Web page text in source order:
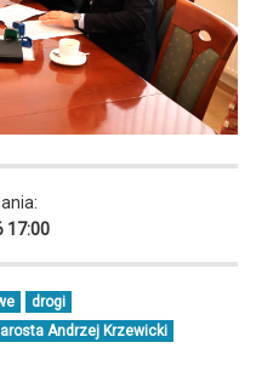
17:00
drogi
Andrzej Krzewicki